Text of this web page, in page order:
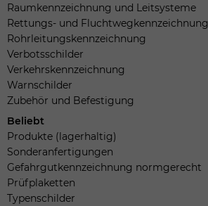
Raumkennzeichnung und Leitsysteme
Rettungs- und Fluchtwegkennzeichnung
Rohrleitungskennzeichnung
Verbotsschilder
Verkehrskennzeichnung
Warnschilder
Zubehör und Befestigung
Beliebt
Produkte (lagerhaltig)
Sonderanfertigungen
Gefahrgutkennzeichnung normgerecht
Prüfplaketten
Typenschilder